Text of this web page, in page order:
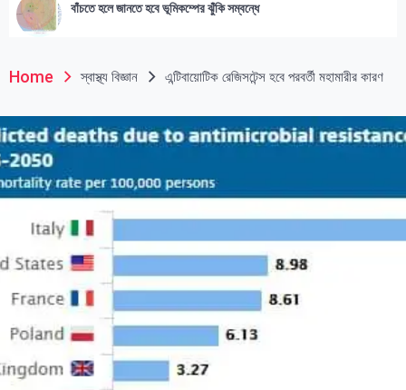
বাঁচতে হলে জানতে হবে ভূমিকম্পের ঝুঁকি সম্বন্ধে
Home স্বাস্থ্য বিজ্ঞান এন্টিবায়োটিক রেজিসটেন্স হবে পরবর্তী মহামারীর কারণ